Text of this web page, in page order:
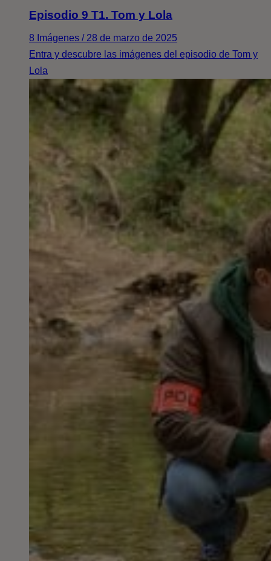
Episodio 9 T1. Tom y Lola
8 Imágenes / 28 de marzo de 2025
Entra y descubre las imágenes del episodio de Tom y
Lola